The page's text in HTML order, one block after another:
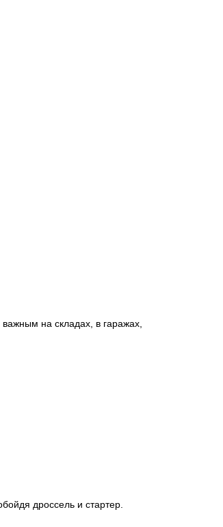
на складах, в гаражах,
дроссель и стартер.